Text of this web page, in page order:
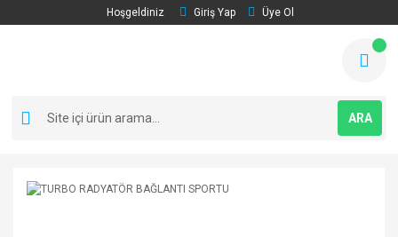
Hoşgeldiniz Giriş Yap Üye Ol
ARA